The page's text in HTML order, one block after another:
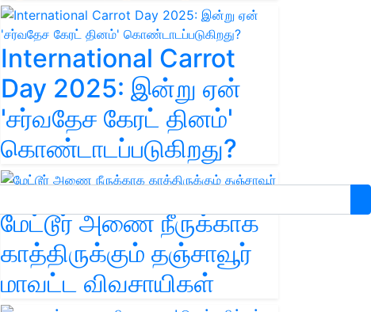
International Carrot
Day 2025: இன்று ஏன்
'சர்வதேச கேரட் தினம்'
கொண்டாடப்படுகிறது?
மேட்டூர் அணை நீருக்காக
காத்திருக்கும் தஞ்சாவூர்
மாவட்ட விவசாயிகள்